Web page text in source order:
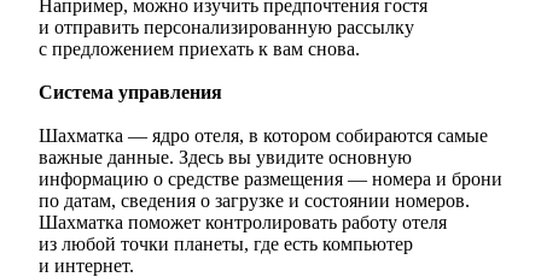
Например, можно изучить предпочтения гостя
и отправить персонализированную рассылку
с предложением приехать к вам снова.
Система управления
Шахматка — ядро отеля, в котором собираются самые
важные данные. Здесь вы увидите основную
информацию о средстве размещения — номера и брони
по датам, сведения о загрузке и состоянии номеров.
Шахматка поможет контролировать работу отеля
из любой точки планеты, где есть компьютер
и интернет.